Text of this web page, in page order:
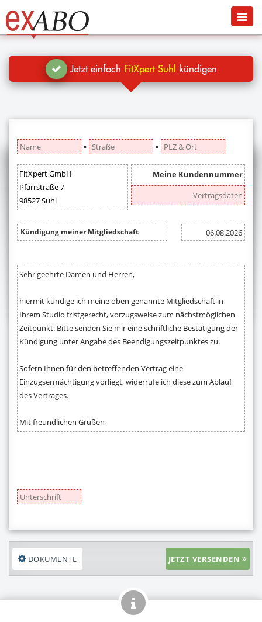
Jetzt kündigen
Blog
Hilfe
Menü
Jetzt einfach FitXpert Suhl kündigen
▪ ▪
DOKUMENTE JETZT VERSENDEN